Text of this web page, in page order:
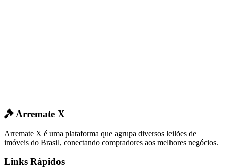
Arremate X
Arremate X é uma plataforma que agrupa diversos leilões de
imóveis do Brasil, conectando compradores aos melhores negócios.
Links Rápidos